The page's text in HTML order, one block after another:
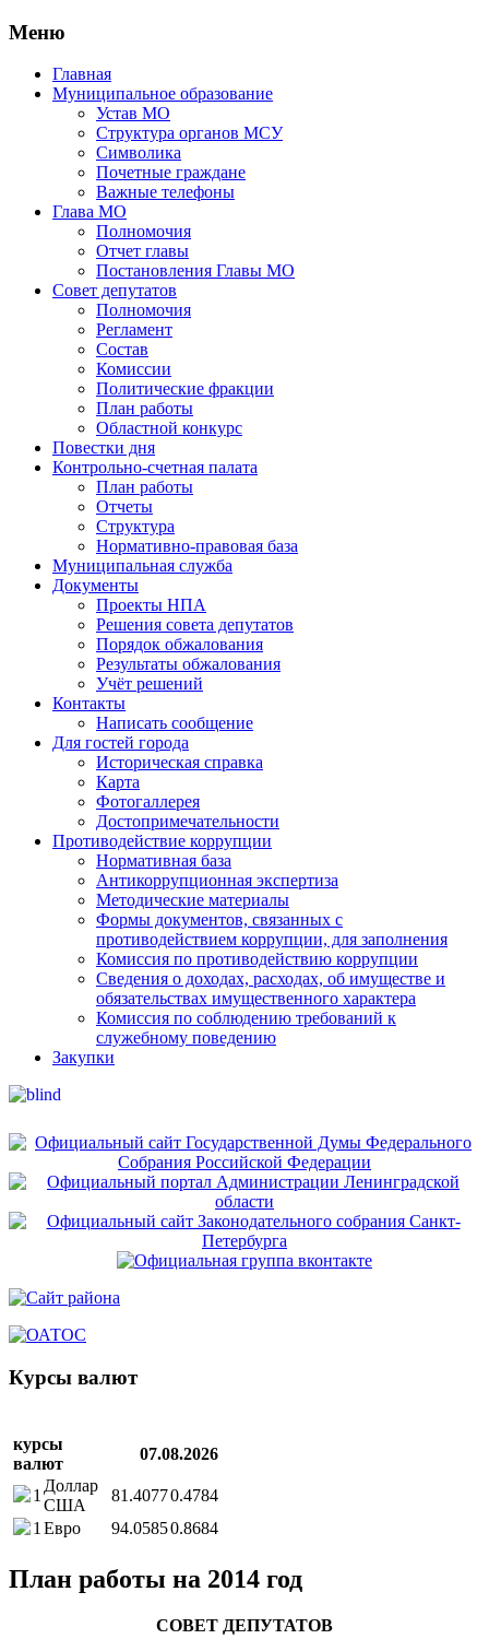
Меню
Главная
Муниципальное образование
Устав МО
Структура органов МСУ
Символика
Почетные граждане
Важные телефоны
Глава МО
Полномочия
Отчет главы
Постановления Главы МО
Совет депутатов
Полномочия
Регламент
Состав
Комиссии
Политические фракции
План работы
Областной конкурс
Повестки дня
Контрольно-счетная палата
План работы
Отчеты
Структура
Нормативно-правовая база
Муниципальная служба
Документы
Проекты НПА
Решения совета депутатов
Порядок обжалования
Результаты обжалования
Учёт решений
Контакты
Написать сообщение
Для гостей города
Историческая справка
Карта
Фотогаллерея
Достопримечательности
Противодействие коррупции
Нормативная база
Антикоррупционная экспертиза
Методические материалы
Формы документов, связанных с
противодействием коррупции, для заполнения
Комиссия по противодействию коррупции
Сведения о доходах, расходах, об имуществе и
обязательствах имущественного характера
Комиссия по соблюдению требований к
служебному поведению
Закупки
Курсы валют
курсы
валют
07.08.2026
1
Доллар
США
81.40770.4784
1 Евро 94.05850.8684
План работы на 2014 год
СОВЕТ ДЕПУТАТОВ